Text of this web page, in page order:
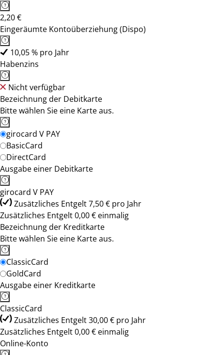
2,20 €
Eingeräumte Kontoüberziehung (Dispo)
10,05 % pro Jahr
Habenzins
Nicht verfügbar
Bezeichnung der Debitkarte
Bitte wählen Sie eine Karte aus.
girocard V PAY
BasicCard
DirectCard
Ausgabe einer Debitkarte
girocard V PAY
Zusätzliches Entgelt 7,50 € pro Jahr
Zusätzliches Entgelt 0,00 € einmalig
Bezeichnung der Kreditkarte
Bitte wählen Sie eine Karte aus.
ClassicCard
GoldCard
Ausgabe einer Kreditkarte
ClassicCard
Zusätzliches Entgelt 30,00 € pro Jahr
Zusätzliches Entgelt 0,00 € einmalig
Online-Konto